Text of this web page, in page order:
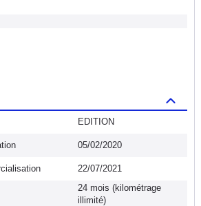
EDITION
05/02/2020
22/07/2021
24 mois (kilométrage
illimité)